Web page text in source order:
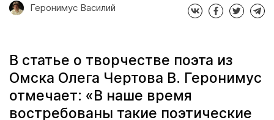
Геронимус Василий
В статье о творчестве поэта из
Омска Олега Чертова В. Геронимус
отмечает: «В наше время
востребованы такие поэтические